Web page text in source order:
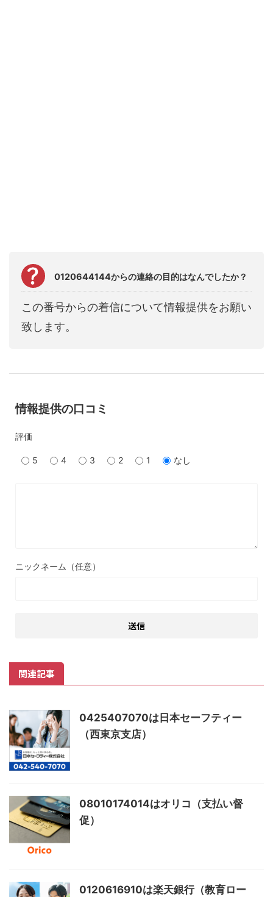
0120644144からの連絡の目的はなんでしたか？
この番号からの着信について情報提供をお願い
致します。
情報提供の口コミ
評価
5 4 3 2 1 なし
ニックネーム（任意）
関連記事
0425407070は日本セーフティー
（西東京支店）
08010174014はオリコ（支払い督
促）
0120616910は楽天銀行（教育ロー